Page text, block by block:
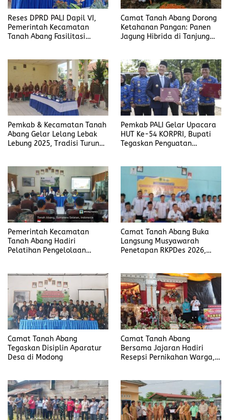
Reses DPRD PALI Dapil VI,
Pemerintah Kecamatan
Tanah Abang Fasilitasi
Camat Tanah Abang Dorong
Ketahanan Pangan: Panen
Jagung Hibrida di Tanjung
Polsek
Pemkab & Kecamatan Tanah
Abang Gelar Lelang Lebak
Lebung 2025, Tradisi Turun-
Pemkab PALI Gelar Upacara
HUT Ke-54 KORPRI, Bupati
Tegaskan Penguatan
Pemerintah Kecamatan
Tanah Abang Hadiri
Pelatihan Pengelolaan
Camat Tanah Abang Buka
Langsung Musyawarah
Penetapan RKPDes 2026,
Camat Tanah Abang
Tegaskan Disiplin Aparatur
Desa di Modong
Camat Tanah Abang
Bersama Jajaran Hadiri
Resepsi Pernikahan Warga,